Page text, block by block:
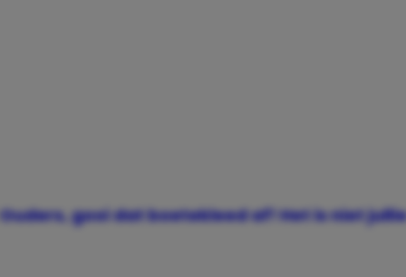
Ouders, gooi dat boetekleed af! Het is niet